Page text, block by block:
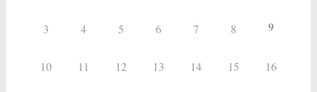
3 4 5 6 7 8 9
10 11 12 13 14 15 16